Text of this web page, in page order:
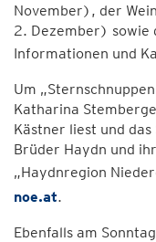
November), der
2. Dezember) sowie
Informationen und
Um
Katharina
Kästner liest und
Brüder Haydn und
„Haydnregion
noe.at.
Ebenfalls am